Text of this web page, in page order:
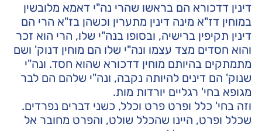
דינין דדכורא הם בראשו שהרי נה"י דאמא מלובשין
במוחין דז"א מינה דינין מתערין וכשהן בז"א הרי הם
דינין תקיפין ברישיה, ובסופו בנה"י שלו, הרי הוא זכר
והוא חסדים מצד עצמו ונה"י שלו הם מוחין דנוק' ושם
מתמתקים בהיותם מוחין דדכורא שהוא חסד. ונה"י
שנוק' הם דינים להיותה נקבה, ונה"י שלהם הם לבר
מגופא בחי' רגליים יורדות מות.
וזה בחי' כלל ופרט פרט וכלל, כשני דברים נפרדים.
שכלל ופרט, היינו שהכלל שולט, והפרט מחובר אל